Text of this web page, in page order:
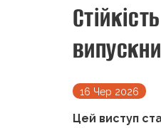
16 Чер 2026
Цей виступ